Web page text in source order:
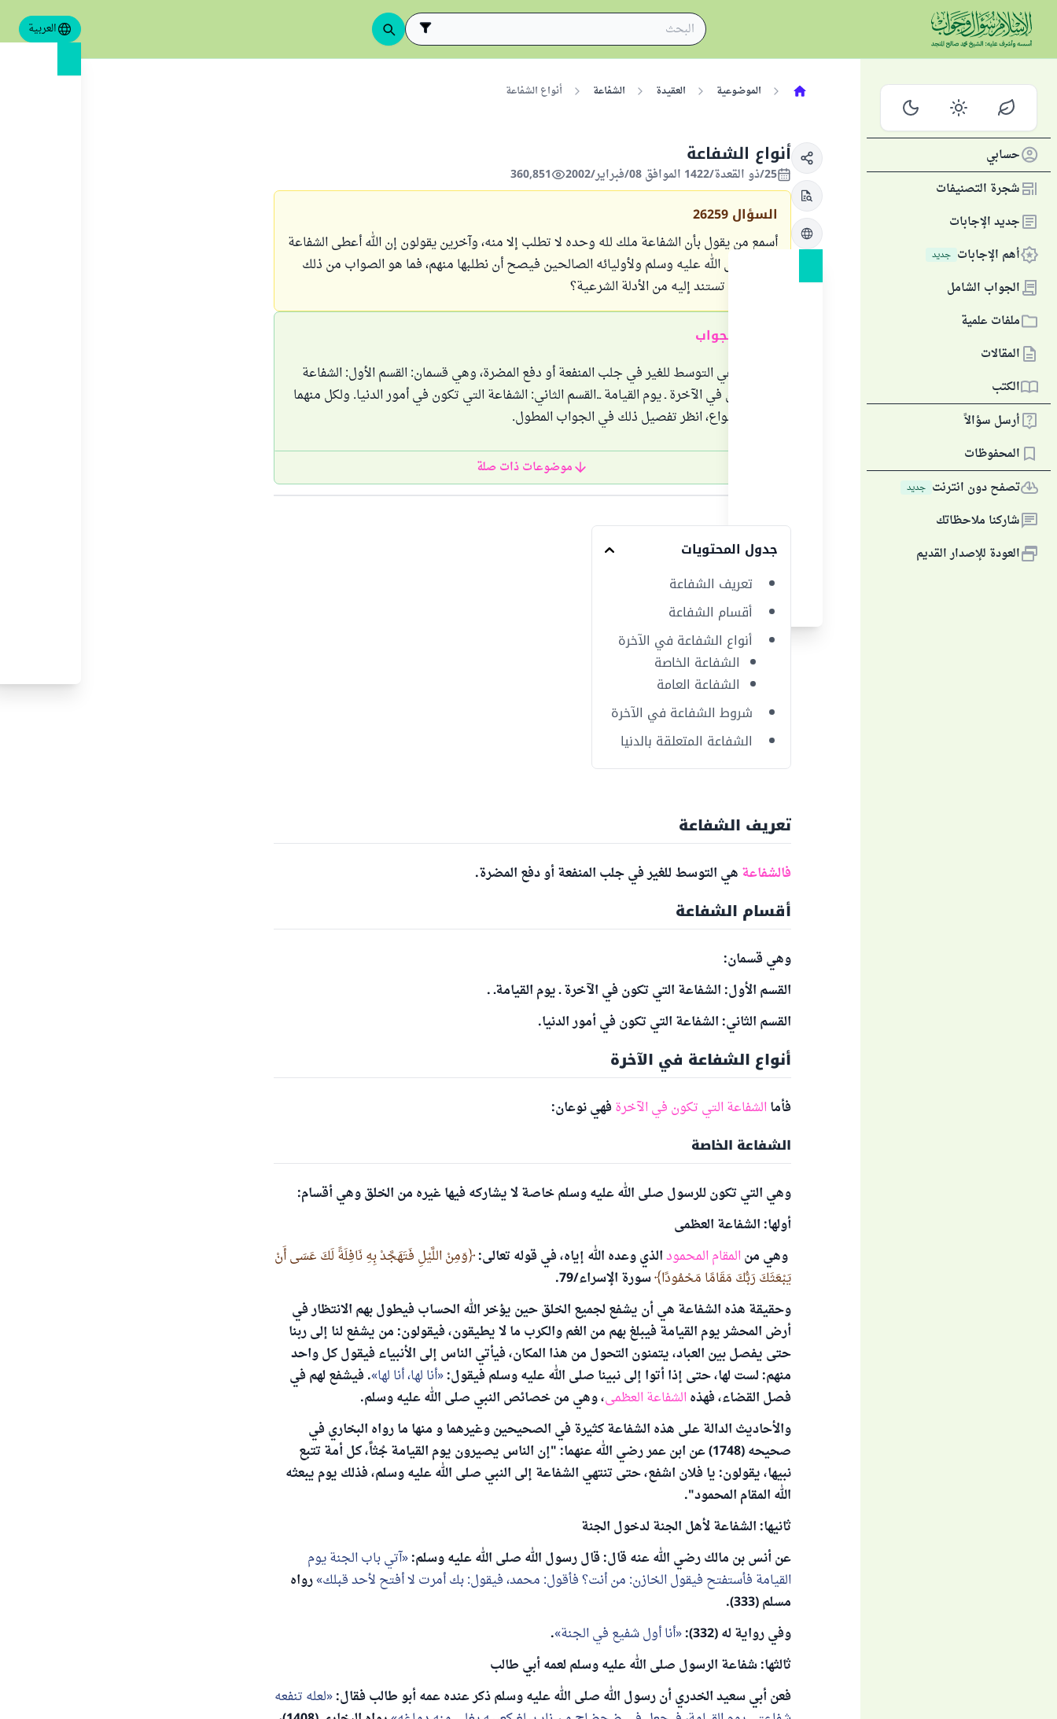
العربية
حسابي
شجرة التصنيفات
جديد الإجابات
أهم الإجابات جديد
الجواب الشامل
ملفات علمية
المقالات
الكتب
أرسل سؤالاً
المحفوظات
تصفح دون انترنت جديد
شاركنا ملاحظاتك
العودة للإصدار القديم
الموضوعية العقيدة الشفاعة أنواع الشفاعة
أنواع الشفاعة
25/ذو القعدة/1422 الموافق 08/فبراير/2002 360,851
السؤال 26259
أسمع من يقول بأن الشفاعة ملك لله وحده لا تطلب إلا منه، وآخرين يقولون إن الله أعطى الشفاعة
لنبيه صلى الله عليه وسلم ولأوليائه الصالحين فيصح أن نطلبها منهم، فما هو الصواب من ذلك
مع ذكر ما تستند إليه من الأدلة الشرعية؟
ملخص الجواب
الشفاعة هي التوسط للغير في جلب المنفعة أو دفع المضرة، وهي قسمان: القسم الأول: الشفاعة
التي تكون في الآخرة ـ يوم القيامة ـ.القسم الثاني: الشفاعة التي تكون في أمور الدنيا. ولكل منهما
شروط وأنواع، انظر تفصيل ذلك في الجواب المطول.
موضوعات ذات صلة
جدول المحتويات
تعريف الشفاعة
أقسام الشفاعة
أنواع الشفاعة في الآخرة
الشفاعة الخاصة
الشفاعة العامة
شروط الشفاعة في الآخرة
الشفاعة المتعلقة بالدنيا
تعريف الشفاعة
فالشفاعة هي التوسط للغير في جلب المنفعة أو دفع المضرة.
أقسام الشفاعة
وهي قسمان:
القسم الأول: الشفاعة التي تكون في الآخرة ـ يوم القيامةـ .
القسم الثاني: الشفاعة التي تكون في أمور الدنيا.
أنواع الشفاعة في الآخرة
فأماالشفاعة التي تكون في الآخرة فهي نوعان:
الشفاعة الخاصة
وهي التي تكون للرسول صلى الله عليه وسلم خاصة لا يشاركه فيها غيره من الخلق وهي أقسام:
أولها: الشفاعة العظمى
وهي منالمقام المحمودالذي وعده الله إياه، في قوله تعالى: وَمِنْ اللَّيْلِ فَتَهَجَّدْ بِهِ نَافِلَةً لَكَ عَسَى أَنْ
يَبْعَثَكَ رَبُّكَ مَقَامًا مَحْمُودًا سورة الإسراء/79.
وحقيقة هذه الشفاعة هي أن يشفع لجميع الخلق حين يؤخر الله الحساب فيطول بهم الانتظار في
أرض المحشر يوم القيامة فيبلغ بهم من الغم والكرب ما لا يطيقون، فيقولون: من يشفع لنا إلى ربنا
حتى يفصل بين العباد، يتمنون التحول من هذا المكان، فيأتي الناس إلى الأنبياء فيقول كل واحد
منهم: لست لها، حتى إذا أتوا إلى نبينا صلى الله عليه وسلم فيقول: أنا لها، أنا لها . فيشفع لهم في
فصل القضاء، فهذهالشفاعة العظمى، وهي من خصائص النبي صلى الله عليه وسلم.
والأحاديث الدالة على هذه الشفاعة كثيرة في الصحيحين وغيرهما و منها ما رواه البخاري في
صحيحه (1748) عن ابن عمر رضي الله عنهما: "إن الناس يصيرون يوم القيامة جُثاً، كل أمة تتبع
نبيها، يقولون: يا فلان اشفع، حتى تنتهي الشفاعة إلى النبي صلى الله عليه وسلم، فذلك يوم يبعثه
الله المقام المحمود".
ثانيها: الشفاعة لأهل الجنة لدخول الجنة
عن أنس بن مالك رضي الله عنه قال: قال رسول الله صلى الله عليه وسلم: آتي باب الجنة يوم
القيامة فأستفتح فيقول الخازن: من أنت؟ فأقول: محمد، فيقول: بك أمرت لا أفتح لأحد قبلك رواه
مسلم (333).
وفي رواية له (332):
أنا أول شفيع في الجنة .
ثالثها: شفاعة الرسول صلى الله عليه وسلم لعمه أبي طالب
فعن أبي سعيد الخدري أن رسول الله صلى الله عليه وسلم ذكر عنده عمه أبو طالب فقال: لعله تنفعه